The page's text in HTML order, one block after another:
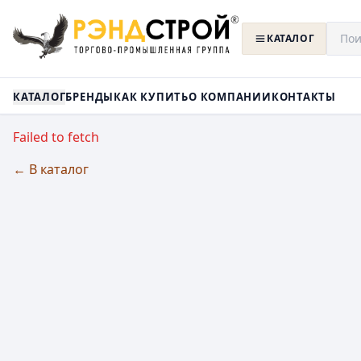
КАТАЛОГ
КАТАЛОГБРЕНДЫКАК КУПИТЬО КОМПАНИИКОНТАКТЫ
Failed to fetch
← В каталог